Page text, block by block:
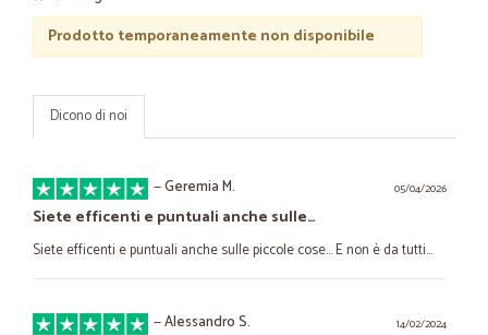
Prodotto temporaneamente non disponibile
Dicono di noi
05/04/2026
—Geremia M.
Siete efficenti e puntuali anche sulle…
Siete efficenti e puntuali anche sulle piccole cose... E non è da tutti...
14/02/2024
—Alessandro S.